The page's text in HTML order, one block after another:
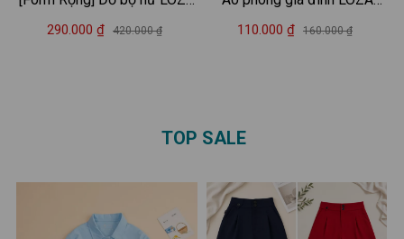
I'm a Sucker chất liệu cotton
290.000 ₫ 420.000 ₫
KIDS 'Vật đổi sao dời nhà110.000 ₫ 160.000 ₫
TOP SALE